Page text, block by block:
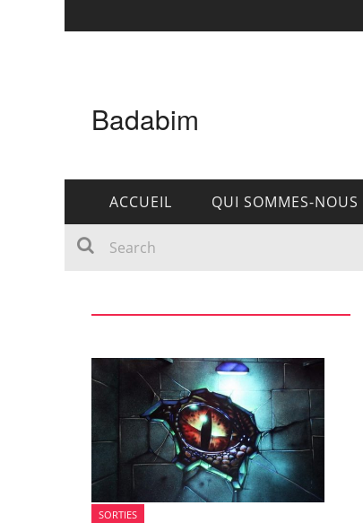
Badabim
ACCUEIL QUI SOMMES-NOUS
SORTIES